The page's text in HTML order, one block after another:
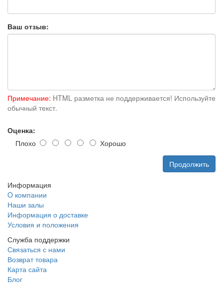
Ваш отзыв:
Примечание: HTML разметка не поддерживается! Используйте
обычный текст.
Оценка:
Плохо
Хорошо
Продолжить
Информация
O компании
Наши залы
Информация о доставке
Условия и положения
Служба поддержки
Связаться с нами
Возврат товара
Карта сайта
Блог